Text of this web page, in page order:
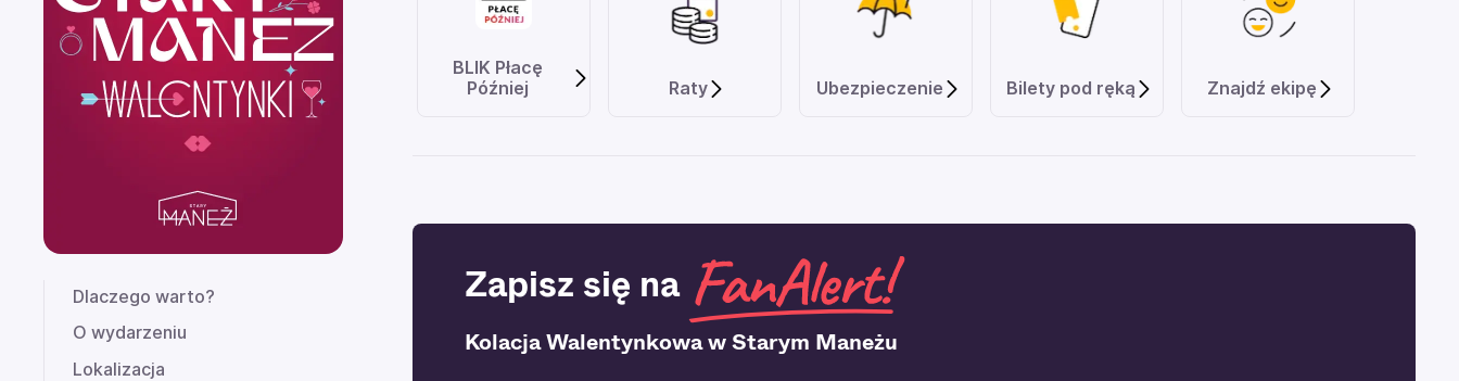
Dlaczego warto?
O wydarzeniu
Lokalizacja
BLIK Płacę
Później
Raty Ubezpieczenie Bilety pod ręką Znajdź ekipę
Zapisz się na
Kolacja Walentynkowa w Starym Maneżu